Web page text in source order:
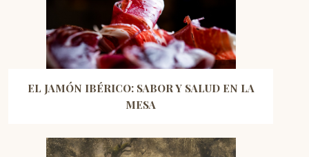
EL JAMÓN IBÉRICO: SABOR Y SALUD EN LA
MESA